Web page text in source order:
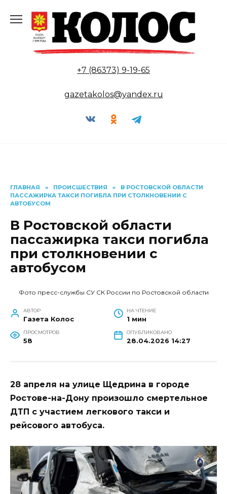
содержанию
+7 (86373) 9-19-65
gazetakolos@yandex.ru
ГЛАВНАЯ » ПРОИСШЕСТВИЯ »
В РОСТОВСКОЙ ОБЛАСТИ
ПАССАЖИРКА ТАКСИ ПОГИБЛА ПРИ СТОЛКНОВЕНИИ С
АВТОБУСОМ
В Ростовской области
пассажирка такси погибла
при столкновении с
автобусом
Фото пресс-службы СУ СК России по Ростовской области
АВТОР
Газета Колос
НА ЧТЕНИЕ
1 мин
ПРОСМОТРОВ
58
ОПУБЛИКОВАНО
28.04.2026 14:27
28 апреля на улице Щедрина в городе
Ростове-на-Дону произошло смертельное
ДТП с участием легкового такси и
рейсового автобуса.